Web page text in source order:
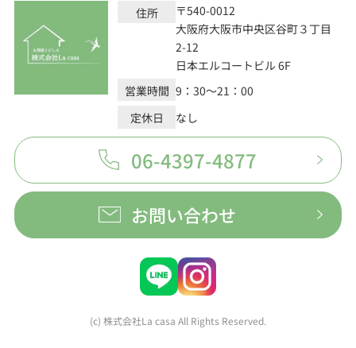
住所
〒540-0012
大阪府大阪市中央区谷町３丁目
2-12
日本エルコートビル 6F
営業時間 9：30～21：00
定休日
なし
06-4397-4877
お問い合わせ
(c) 株式会社La casa All Rights Reserved.